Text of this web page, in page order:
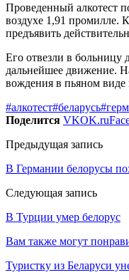
Проведенный алкотест
воздухе 1,91 промилле.
предъявить
Его отвезли в больницу
дальнейшее движение.
вождения в пьяном виде
#алкотест#беларусь
Поделится VKOK.ru
Предыдущая запись
В Германии белорусы
Следующая запись
В Турции умер белорус
Вам также могут
Туристку из Беларуси